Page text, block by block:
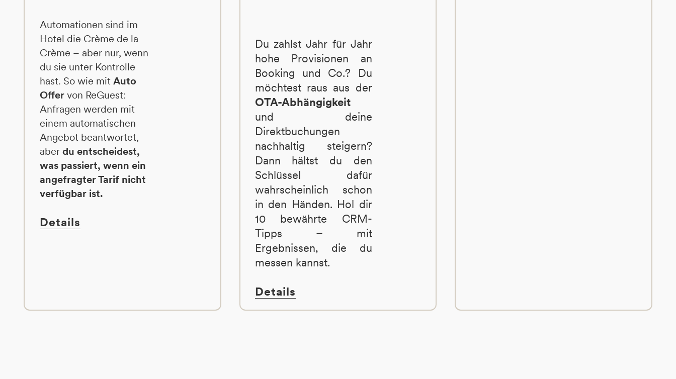
Automationen sind im
Hotel die Crème de la
Crème – aber nur, wenn
du sie unter Kontrolle
hast. So wie mit Auto
Offervon ReGuest:
Anfragen werden mit
einem automatischen
Angebot beantwortet,
aber du entscheidest,
was passiert, wenn ein
angefragter Tarif nicht
verfügbar ist.
Details
Du zahlst Jahr für Jahr
hohe Provisionen an
Booking und Co.? Du
möchtest raus aus der
OTA-Abhängigkeit
und deine
Direktbuchungen
nachhaltig steigern?
Dann hältst du den
Schlüssel dafür
wahrscheinlich schon
in den Händen. Hol dir
10 bewährte CRM-
Tipps – mit
Ergebnissen, die du
messen kannst.
Details